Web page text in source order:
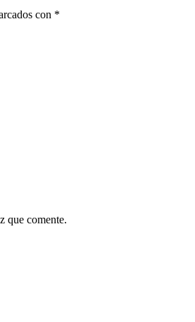
con *
que comente.